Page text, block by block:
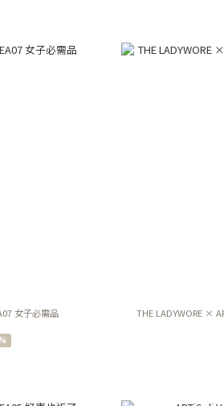
女子必需品
THE LADYWORE ×